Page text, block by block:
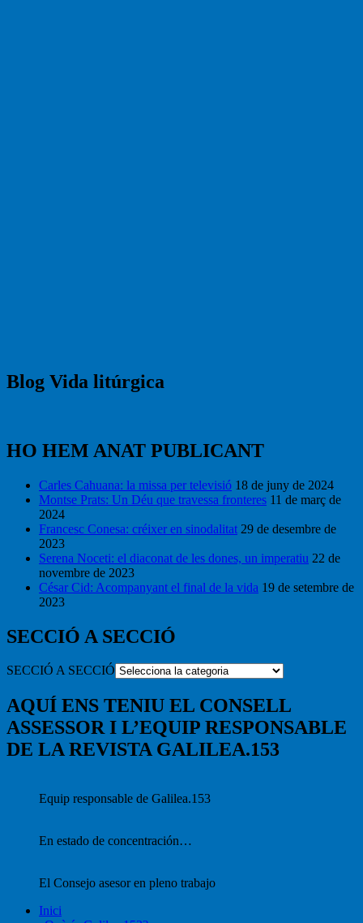
Blog Vida litúrgica
HO HEM ANAT PUBLICANT
Carles Cahuana: la missa per televisió 18 de juny de 2024
Montse Prats: Un Déu que travessa fronteres 11 de març de
2024
Francesc Conesa: créixer en sinodalitat 29 de desembre de
2023
Serena Noceti: el diaconat de les dones, un imperatiu 22 de
novembre de 2023
César Cid: Acompanyant el final de la vida 19 de setembre de
2023
SECCIÓ A SECCIÓ
SECCIÓ A SECCIÓ
AQUÍ ENS TENIU EL CONSELL
ASSESSOR I L’EQUIP RESPONSABLE
DE LA REVISTA GALILEA.153
Equip responsable de Galilea.153
En estado de concentración…
El Consejo asesor en pleno trabajo
Inici